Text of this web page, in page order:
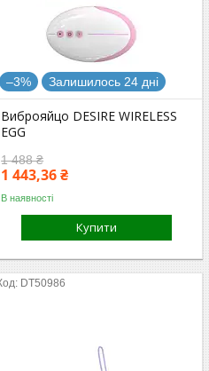
–3% Залишилось 24 дні
Виброяйцо DESIRE WIRELESS
EGG
1 488 ₴
1 443,36 ₴
В наявності
Купити
DT50986